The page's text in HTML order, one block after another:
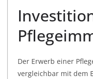
Der Erwerb einer
vergleichbar mit dem